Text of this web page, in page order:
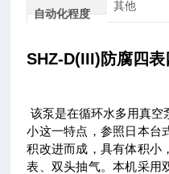
自动化程度
其他
SHZ-D(III)防腐四
该泵是在循环水多用真
小这一特点，参照日本台
积改进而成，具有体积小
表、双头抽气。本机采用